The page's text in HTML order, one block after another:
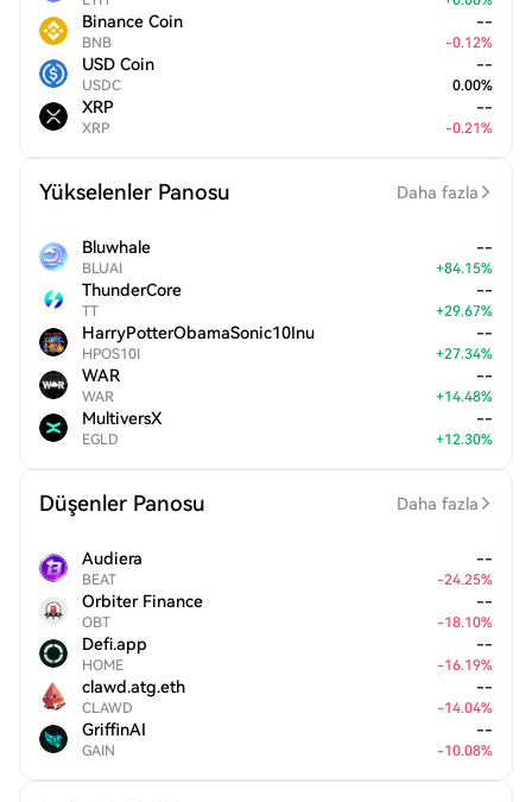
Binance Coin
BNB
--
-0.12%
USD Coin
USDC
--
0.00%
XRP
XRP
--
-0.21%
Yükselenler Panosu Daha fazla
Bluwhale
BLUAI
--
+84.15%
ThunderCore
TT
--
+29.67%
HarryPotterObamaSonic10Inu
HPOS10I
--
+27.34%
WAR
WAR
--
+14.48%
MultiversX
EGLD
--
+12.30%
Düşenler Panosu Daha fazla
Audiera
BEAT
--
-24.25%
Orbiter Finance
OBT
--
-18.10%
Defi.app
HOME
--
-16.19%
clawd.atg.eth
CLAWD
--
-14.04%
GriffinAI
GAIN
--
-10.08%